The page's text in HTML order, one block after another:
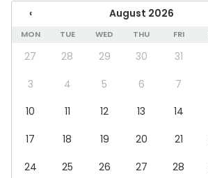
Party
Wedding
Meeting
Business / Corporate Event
Kids Party
Family Celebration
‹ August 2026
MON TUE WED THU FRI
27 28 29 30 31
3
4 5 6 7
10
11 12 13 14
17
18 19 20 21
24
25 26 27 28